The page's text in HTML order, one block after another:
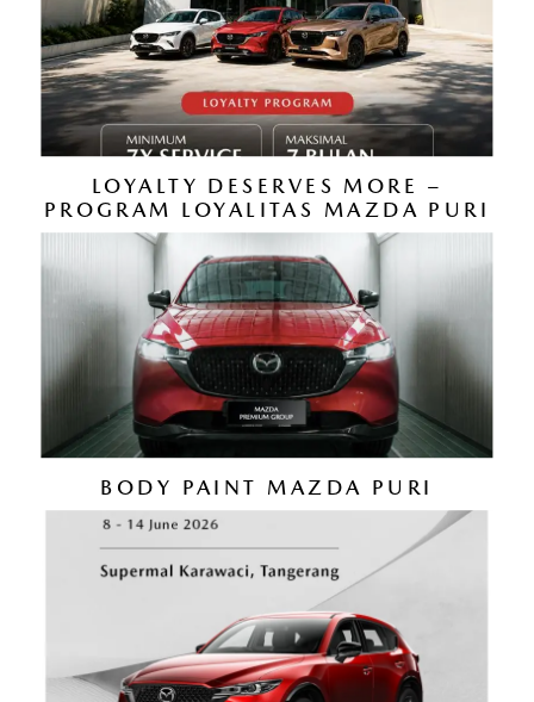
LOYALTY DESERVES MORE –
PROGRAM LOYALITAS MAZDA PURI
BODY PAINT MAZDA PURI